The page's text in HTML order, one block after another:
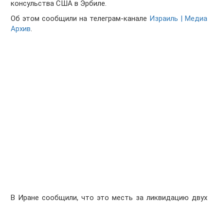
консульства США в Эрбиле.
Об этом сообщили на телеграм-канале Израиль | Медиа
Архив.
В Иране сообщили, что это месть за ликвидацию двух